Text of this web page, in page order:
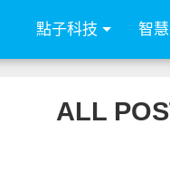
點子科技 智
ALL